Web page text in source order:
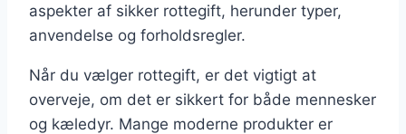
aspekter af sikker rottegift, herunder typer,
anvendelse og forholdsregler.
Når du vælger rottegift, er det vigtigt at
overveje, om det er sikkert for både mennesker
og kæledyr. Mange moderne produkter er